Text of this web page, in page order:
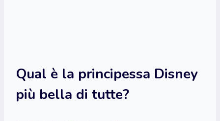
Qual è la principessa Disney
più bella di tutte?